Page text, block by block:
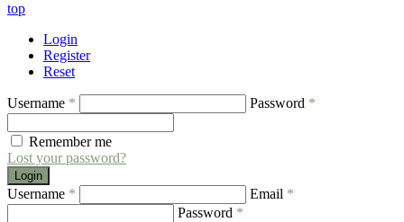
top
Login
Register
Reset
Username * Password *
Remember me
Lost your password?
Login
Username * Email *
Password *